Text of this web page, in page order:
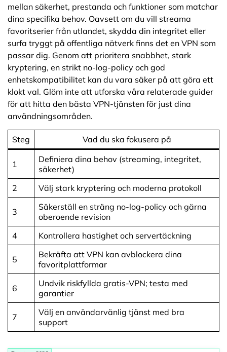
mellan säkerhet, prestanda och funktioner som matchar
dina specifika behov. Oavsett om du vill streama
favoritserier från utlandet, skydda din integritet eller
surfa tryggt på offentliga nätverk finns det en VPN som
passar dig. Genom att prioritera snabbhet, stark
kryptering, en strikt no-log-policy och god
enhetskompatibilitet kan du vara säker på att göra ett
klokt val. Glöm inte att utforska våra relaterade guider
för att hitta den bästa VPN-tjänsten för just dina
användningsområden.
Steg Vad du ska fokusera på
1
Definiera dina behov (streaming, integritet,
säkerhet)
2
Välj stark kryptering och moderna protokoll
3
Säkerställ en sträng no-log-policy och gärna
oberoende revision
4
Kontrollera hastighet och servertäckning
5
Bekräfta att VPN kan avblockera dina
favoritplattformar
6
Undvik riskfyllda gratis-VPN; testa med
garantier
7
Välj en användarvänlig tjänst med bra
support